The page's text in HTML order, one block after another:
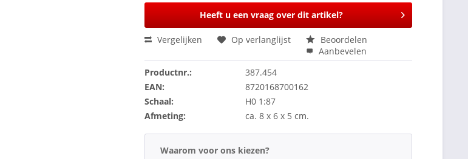
Heeft u een vraag over dit artikel?
Vergelijken Op verlanglijst
Beoordelen
Aanbevelen
Productnr.:
387.454
EAN:
8720168700162
Schaal:
H0 1:87
Afmeting:
ca. 8 x 6 x 5 cm.
Waarom voor ons kiezen?